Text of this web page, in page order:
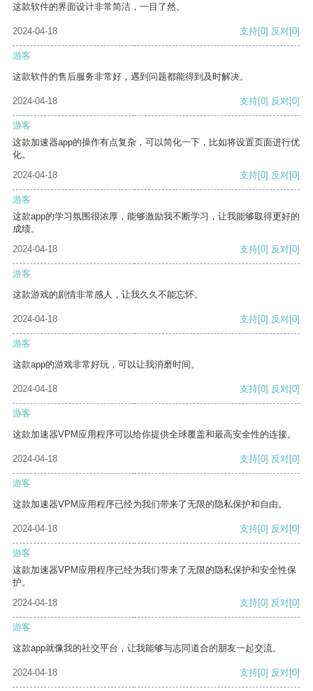
这款软件的界面设计非常简洁，一目了然。
2024-04-18 支持[0] 反对[0]
游客
这款软件的售后服务非常好，遇到问题都能得到及时解决。
2024-04-18 支持[0] 反对[0]
游客
这款加速器app的操作有点复杂，可以简化一下，比如将设置页面进行优
化。
2024-04-18
支持[0] 反对[0]
游客
这款app的学习氛围很浓厚，能够激励我不断学习，让我能够取得更好的
成绩。
2024-04-18
支持[0] 反对[0]
游客
这款游戏的剧情非常感人，让我久久不能忘怀。
2024-04-18 支持[0] 反对[0]
游客
这款app的游戏非常好玩，可以让我消磨时间。
2024-04-18 支持[0] 反对[0]
游客
这款加速器VPM应用程序可以给你提供全球覆盖和最高安全性的连接。
2024-04-18 支持[0] 反对[0]
游客
这款加速器VPM应用程序已经为我们带来了无限的隐私保护和自由。
2024-04-18 支持[0] 反对[0]
游客
这款加速器VPM应用程序已经为我们带来了无限的隐私保护和安全性保
护。
2024-04-18
支持[0] 反对[0]
游客
这款app就像我的社交平台，让我能够与志同道合的朋友一起交流。
2024-04-18 支持[0] 反对[0]